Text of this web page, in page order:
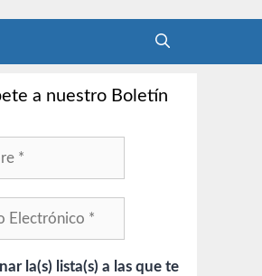
a nuestro Boletín
la(s) lista(s) a las que te